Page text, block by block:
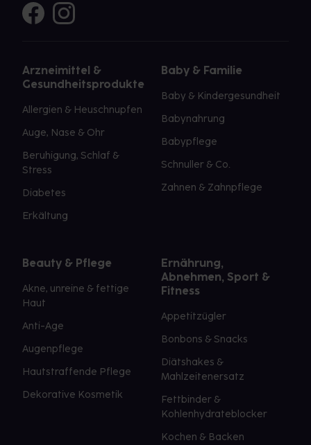
Arzneimittel &
Gesundheitsprodukte
Allergien & Heuschnupfen
Auge, Nase & Ohr
Beruhigung, Schlaf &
Stress
Diabetes
Erkältung
Baby & Familie
Baby & Kindergesundheit
Babynahrung
Babypflege
Schnuller & Co.
Zahnen & Zahnpflege
Beauty & Pflege
Akne, unreine & fettige
Haut
Anti-Age
Augenpflege
Hautstraffende Pflege
Dekorative Kosmetik
Ernährung,
Abnehmen, Sport &
Fitness
Appetitzügler
Bonbons & Snacks
Diätshakes &
Mahlzeitenersatz
Fettbinder &
Kohlenhydrateblocker
Kochen & Backen